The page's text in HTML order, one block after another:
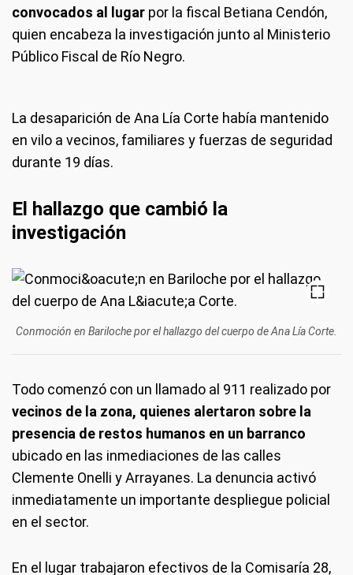
convocados al lugar por la fiscal Betiana Cendón,
quien encabeza la investigación junto al Ministerio
Público Fiscal de Río Negro.
La desaparición de Ana Lía Corte había mantenido
en vilo a vecinos, familiares y fuerzas de seguridad
durante 19 días.
El hallazgo que cambió la
investigación
Conmoción en Bariloche por el hallazgo del cuerpo de Ana Lía Corte.
Todo comenzó con un llamado al 911 realizado por
vecinos de la zona, quienes alertaron sobre la
presencia de restos humanos en un barranco
ubicado en las inmediaciones de las calles
Clemente Onelli y Arrayanes. La denuncia activó
inmediatamente un importante despliegue policial
en el sector.
En el lugar trabajaron efectivos de la Comisaría 28,